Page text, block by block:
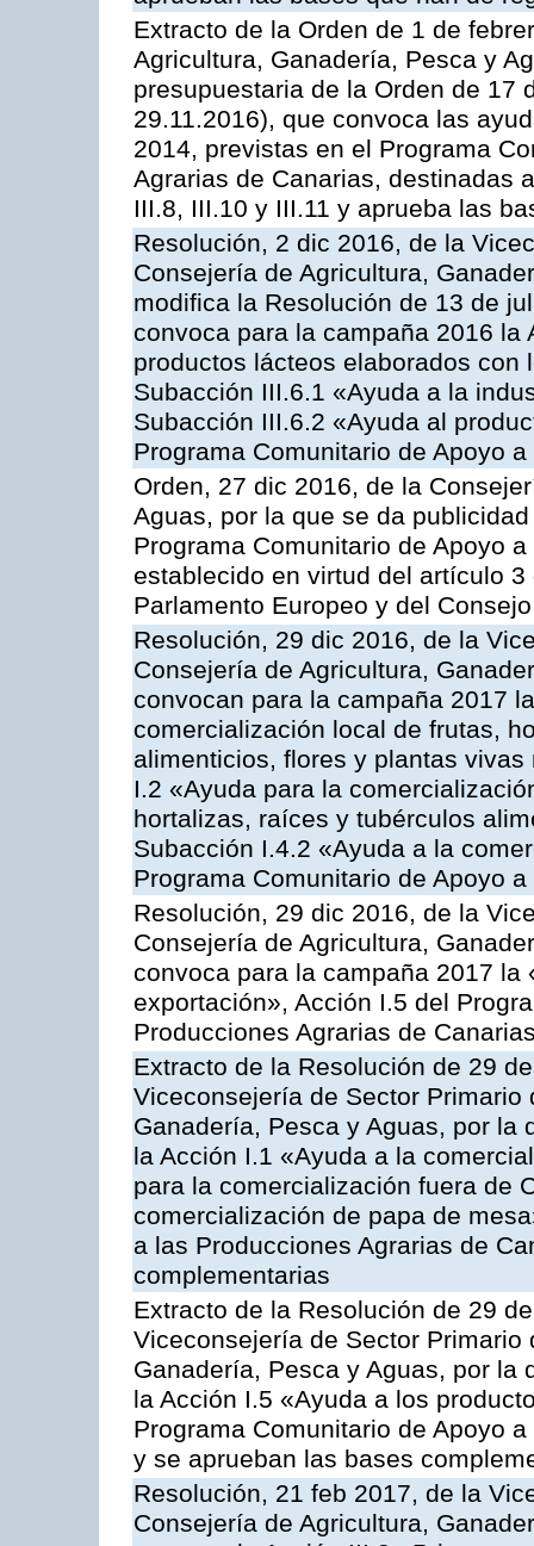
Extracto de la Orden de 1 de
Agricultura, Ganadería, Pesca y
presupuestaria de la Orden de 17
29.11.2016), que convoca las
2014, previstas en el Programa
Agrarias de Canarias, destinadas
III.8, III.10 y III.11 y aprueba las
Resolución, 2 dic 2016, de la
Consejería de Agricultura,
modifica la Resolución de 13 de
convoca para la campaña 2016
productos lácteos elaborados
Subacción III.6.1 «Ayuda a la
Subacción III.6.2 «Ayuda al
Programa Comunitario de Apoyo
Orden, 27 dic 2016, de la
Aguas, por la que se da
Programa Comunitario de Apoyo
establecido en virtud del artículo
Parlamento Europeo y del Consejo
Resolución, 29 dic 2016, de la
Consejería de Agricultura,
convocan para la campaña 2017
comercialización local de frutas,
alimenticios, flores y plantas
I.2 «Ayuda para la
hortalizas, raíces y tubérculos
Subacción I.4.2 «Ayuda a la
Programa Comunitario de Apoyo
Resolución, 29 dic 2016, de la
Consejería de Agricultura,
convoca para la campaña 2017
exportación», Acción I.5 del
Producciones Agrarias de
Extracto de la Resolución de 29
Viceconsejería de Sector
Ganadería, Pesca y Aguas, por la
la Acción I.1 «Ayuda a la
para la comercialización fuera de
comercialización de papa de
a las Producciones Agrarias de
complementarias
Extracto de la Resolución de 29
Viceconsejería de Sector
Ganadería, Pesca y Aguas, por la
la Acción I.5 «Ayuda a los
Programa Comunitario de Apoyo
y se aprueban las bases
Resolución, 21 feb 2017, de la
Consejería de Agricultura,